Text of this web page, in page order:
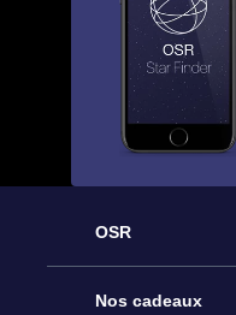
OSR
Service
Nos cadeaux